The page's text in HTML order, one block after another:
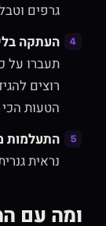
גרפים
העתקה
תעברו
רוצים
הטעות הכי
התעלמות
נראית
ומה עם